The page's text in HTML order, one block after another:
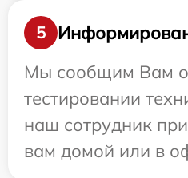
5
Мы сообщим Вам
тестировании
наш сотрудник
вам домой или в